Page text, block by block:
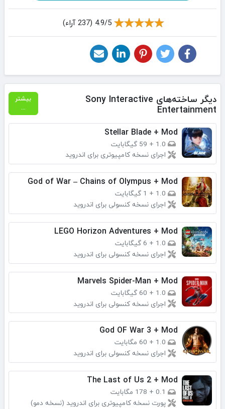
4.9/5 (237 آراء)
دیگر ساخته‌های Sony Interactive
Entertainment
بیشتر
...
Stellar Blade + Mod
1.0
+ 59 گیگابایت
اجرای نسخه کامپیوتری برای اندروید
God of War – Chains of Olympus + Mod
1.0
+ 1 گیگابایت
اجرای نسخه کنسولی برای اندروید
LEGO Horizon Adventures + Mod
1.0
+ 6 گیگابایت
اجرای نسخه کنسولی برای اندروید
Marvels Spider-Man + Mod
1.0
+ 60 گیگابایت
اجرای نسخه کنسولی برای اندروید
God OF War 3 + Mod
1.0
+ 60 مگابایت
اجرای نسخه کنسولی برای اندروید
The Last of Us 2 + Mod
0.1
+ 178 مگابایت
پورت نسخه کامپیوتری برای اندروید (نسخه دمو)